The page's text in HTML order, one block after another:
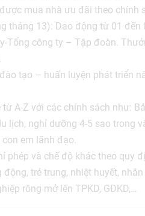
mua nhà ưu đãi theo chính
tháng 13): Dao động từ 01
Tổng công ty – Tập đoàn.
tạo – huấn luyện phát triển
A-Z với các chính sách như:
lịch, nghỉ dưỡng 4-5 sao trong
em lãnh đạo.
phép và chế độ khác theo quy
trẻ trung, nhiệt huyết,
rông mở lên TPKD, GĐKD,…